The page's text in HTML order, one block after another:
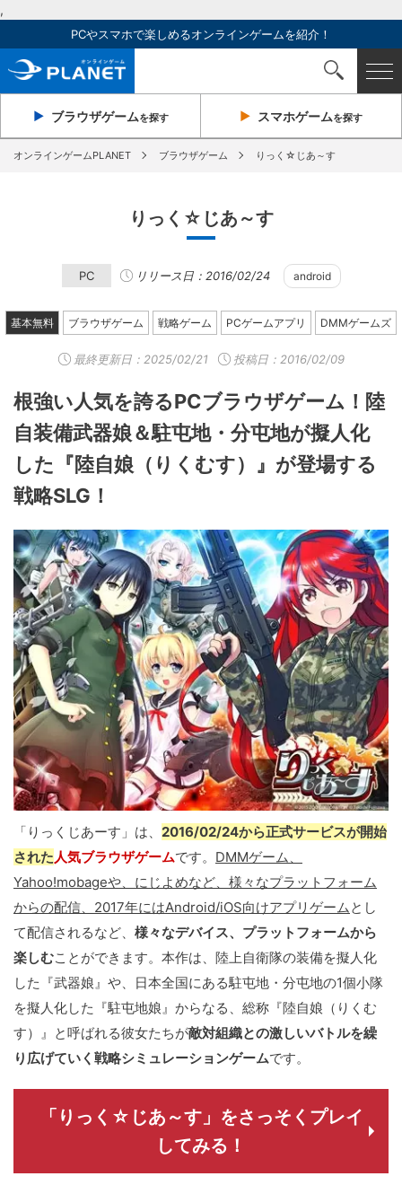
,
PCやスマホで楽しめるオンラインゲームを紹介！
ブラウザゲームを探す スマホゲームを探す
オンラインゲームPLANET ブラウザゲーム りっく☆じあ～す
りっく☆じあ～す
PC リリース日：2016/02/24 android
基本無料 ブラウザゲーム 戦略ゲーム PCゲームアプリ DMMゲームズ
最終更新日： 2025/02/21 投稿日：2016/02/09
根強い人気を誇るPCブラウザゲーム！陸
自装備武器娘＆駐屯地・分屯地が擬人化
した『陸自娘（りくむす）』が登場する
戦略SLG！
「りっくじあーす」は、 2016/02/24から正式サービスが開始
された人気ブラウザゲームです。 DMMゲーム、
Yahoo!mobageや、にじよめなど、様々なプラットフォーム
からの配信、2017年にはAndroid/iOS向けアプリゲームとし
て配信されるなど、 様々なデバイス、プラットフォームから
楽しむことができます。本作は、陸上自衛隊の装備を擬人化
した『武器娘』や、日本全国にある駐屯地・分屯地の1個小隊
を擬人化した『駐屯地娘』からなる、総称『陸自娘（りくむ
す）』と呼ばれる彼女たちが敵対組織との激しいバトルを繰
り広げていく戦略シミュレーションゲームです。
「りっく☆じあ～す」をさっそくプレイ
してみる！